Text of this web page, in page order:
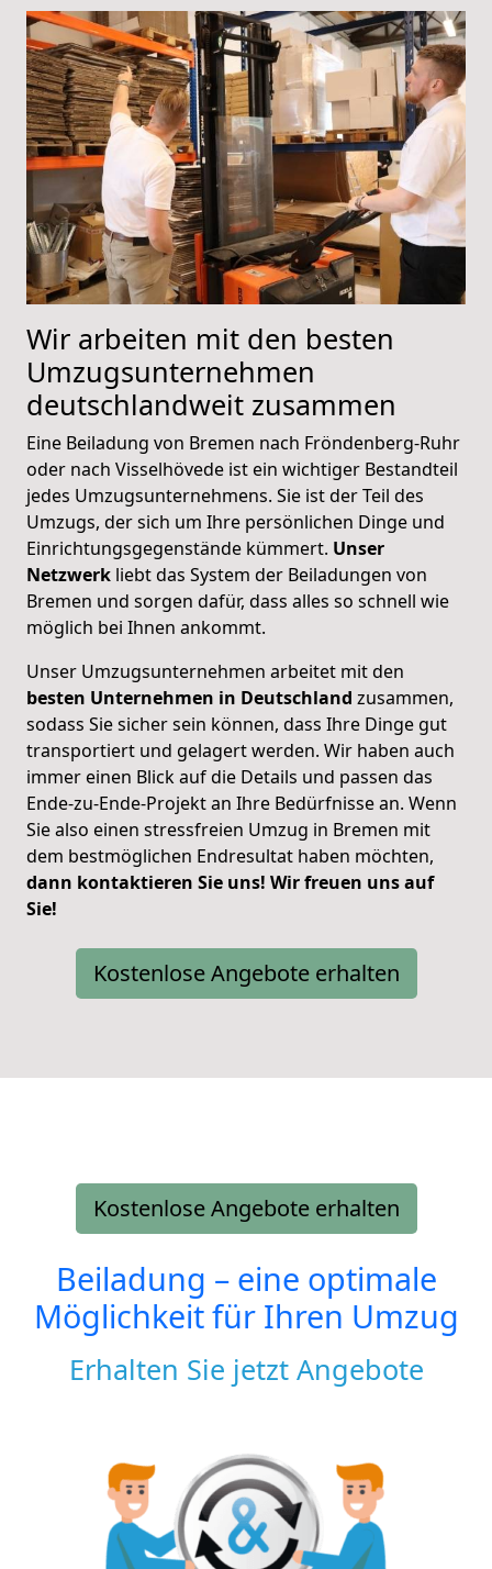
Wir arbeiten mit den besten
Umzugsunternehmen
deutschlandweit zusammen
Eine Beiladung von Bremen nach Fröndenberg-Ruhr
oder nach Visselhövede ist ein wichtiger Bestandteil
jedes Umzugsunternehmens. Sie ist der Teil des
Umzugs, der sich um Ihre persönlichen Dinge und
Einrichtungsgegenstände kümmert. Unser
Netzwerk liebt das System der Beiladungen von
Bremen und sorgen dafür, dass alles so schnell wie
möglich bei Ihnen ankommt.
Unser Umzugsunternehmen arbeitet mit den
besten Unternehmen in Deutschland zusammen,
sodass Sie sicher sein können, dass Ihre Dinge gut
transportiert und gelagert werden. Wir haben auch
immer einen Blick auf die Details und passen das
Ende-zu-Ende-Projekt an Ihre Bedürfnisse an. Wenn
Sie also einen stressfreien Umzug in Bremen mit
dem bestmöglichen Endresultat haben möchten,
dann kontaktieren Sie uns! Wir freuen uns auf
Sie!
Kostenlose Angebote erhalten
Kostenlose Angebote erhalten
Beiladung – eine optimale
Möglichkeit für Ihren Umzug
Erhalten Sie jetzt Angebote